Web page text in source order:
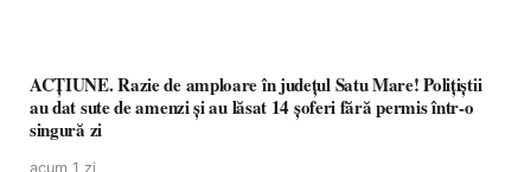
ACȚIUNE. Razie de amploare în județul Satu Mare! Polițiștii
au dat sute de amenzi și au lăsat 14 șoferi fără permis într-o
singură zi
acum 1 zi